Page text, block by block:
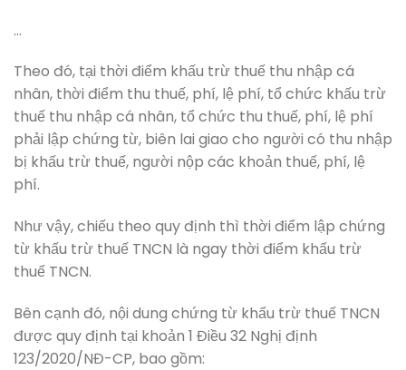
…
Theo đó, tại thời điểm khấu trừ thuế thu nhập cá
nhân, thời điểm thu thuế, phí, lệ phí, tổ chức khấu trừ
thuế thu nhập cá nhân, tổ chức thu thuế, phí, lệ phí
phải lập chứng từ, biên lai giao cho người có thu nhập
bị khấu trừ thuế, người nộp các khoản thuế, phí, lệ
phí.
Như vậy, chiếu theo quy định thì thời điểm lập chứng
từ khấu trừ thuế TNCN là ngay thời điểm khấu trừ
thuế TNCN.
Bên cạnh đó, nội dung chứng từ khấu trừ thuế TNCN
được quy định tại khoản 1 Điều 32 Nghị định
123/2020/NĐ-CP, bao gồm: